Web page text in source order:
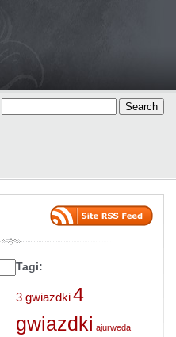
Tagi:
3 gwiazdki4
gwiazdki ajurweda